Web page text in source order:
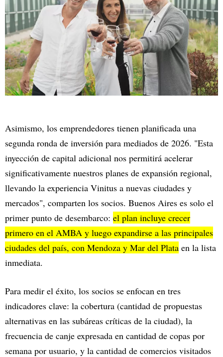
Asimismo, los emprendedores tienen planificada una
segunda ronda de inversión para mediados de 2026. "Esta
inyección de capital adicional nos permitirá acelerar
significativamente nuestros planes de expansión regional,
llevando la experiencia Vinitus a nuevas ciudades y
mercados", comparten los socios. Buenos Aires es solo el
primer punto de desembarco: el plan incluye crecer
primero en el AMBA y luego expandirse a las principales
ciudades del país, con Mendoza y Mar del Plata en la lista
inmediata.
Para medir el éxito, los socios se enfocan en tres
indicadores clave: la cobertura (cantidad de propuestas
alternativas en las subáreas críticas de la ciudad), la
frecuencia de canje expresada en cantidad de copas por
semana por usuario, y la cantidad de comercios visitados